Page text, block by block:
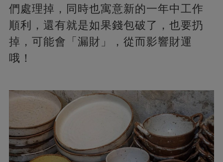
們處理掉，同時也寓意新的一年中工作
順利，還有就是如果錢包破了，也要扔
掉，可能會「漏財」，從而影響財運
哦！